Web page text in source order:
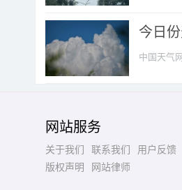
今日
中国天气网
网站服务
关于我们 联系我们
用户反馈
版权声明
网站律师